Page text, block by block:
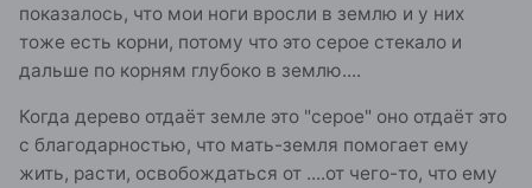
показалось, что мои ноги вросли в землю и у них
тоже есть корни, потому что это серое стекало и
дальше по корням глубоко в землю....
Когда дерево отдаёт земле это "серое" оно отдаёт это
с благодарностью, что мать-земля помогает ему
жить, расти, освобождаться от ....от чего-то, что ему